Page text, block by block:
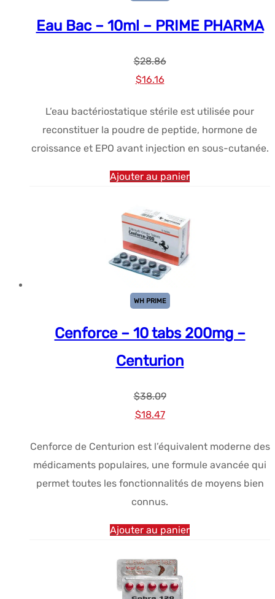
Eau Bac – 10ml – PRIME PHARMA
$28.86
Le
initial
était :
$28.86.
$16.16Le
actuel
est :
$16.16.
L’eau bactériostatique stérile est utilisée pour
reconstituer la poudre de peptide, hormone de
croissance et EPO avant injection en sous-cutanée.
Ajouter au panier
WH PRIME
Cenforce – 10 tabs 200mg –
Centurion
$38.09
Le
initial
était :
$38.09.
$18.47Le
actuel
est :
$18.47.
Cenforce de Centurion est l’équivalent moderne des
médicaments populaires, une formule avancée qui
permet toutes les fonctionnalités de moyens bien
connus.
Ajouter au panier